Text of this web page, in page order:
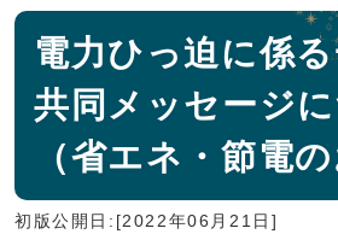
電力ひっ迫に係
共同メッセージ
（省エネ・節電
初版公開日:[2022年06月21日]